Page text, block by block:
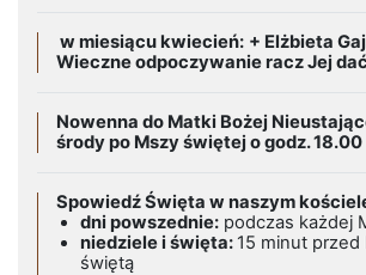
w miesiącu kwiecień: + Elżbieta
Wieczne odpoczywanie racz Jej
Nowenna do Matki Bożej
środy po Mszy świętej o godz. 18.00
Spowiedź Święta w naszym
dni powszednie: podczas każdej
niedziele i święta: 15 minut przed
świętą